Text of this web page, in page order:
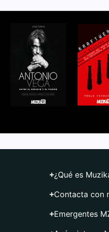
¿Qué es
Contacta con
Emergentes